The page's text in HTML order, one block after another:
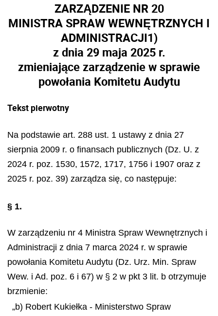
ZARZĄDZENIE NR 20
MINISTRA SPRAW WEWNĘTRZNYCH I
ADMINISTRACJI1)
z dnia 29 maja 2025 r.
zmieniające zarządzenie w sprawie
powołania Komitetu Audytu
Tekst pierwotny
Na podstawie art. 288 ust. 1 ustawy z dnia 27
sierpnia 2009 r. o finansach publicznych (Dz. U. z
2024 r. poz. 1530, 1572, 1717, 1756 i 1907 oraz z
2025 r. poz. 39) zarządza się, co następuje:
§ 1.
W zarządzeniu nr 4 Ministra Spraw Wewnętrznych i
Administracji z dnia 7 marca 2024 r. w sprawie
powołania Komitetu Audytu (Dz. Urz. Min. Spraw
Wew. i Ad. poz. 6 i 67) w § 2 w pkt 3 lit. b otrzymuje
brzmienie:
„b) Robert Kukiełka - Ministerstwo Spraw